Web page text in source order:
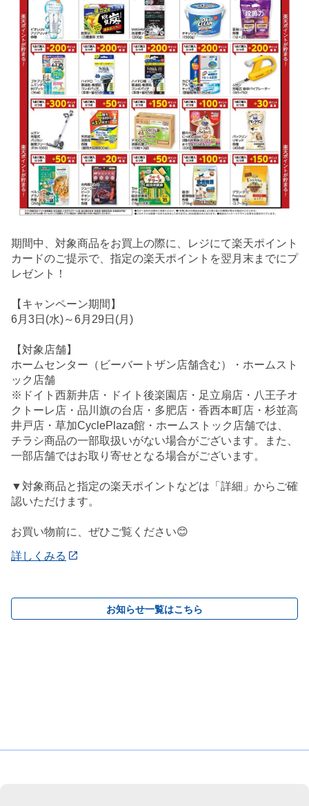
期間中、対象商品をお買上の際に、レジにて楽天ポイント
カードのご提示で、指定の楽天ポイントを翌月末までにプ
レゼント！
【キャンペーン期間】
6月3日(水)～6月29日(月)
【対象店舗】
ホームセンター（ビーバートザン店舗含む）・ホームスト
ック店舗
※ドイト西新井店・ドイト後楽園店・足立扇店・八王子オ
クトーレ店・品川旗の台店・多肥店・香西本町店・杉並高
井戸店・草加CyclePlaza館・ホームストック店舗では、
チラシ商品の一部取扱いがない場合がございます。また、
一部店舗ではお取り寄せとなる場合がございます。
▼対象商品と指定の楽天ポイントなどは「詳細」からご確
認いただけます。
お買い物前に、ぜひご覧ください😊
詳しくみる
お知らせ一覧はこちら